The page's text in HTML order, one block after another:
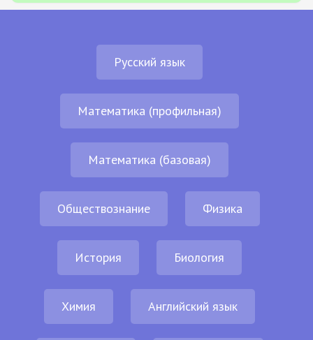
Русский язык
Математика (профильная)
Математика (базовая)
Обществознание Физика
История Биология
Химия Английский язык